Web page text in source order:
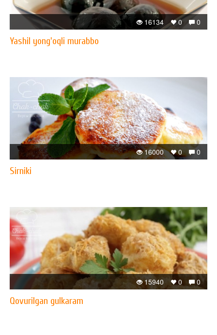
0
0
16134
Yashil yong'oqli murabbo
0
0
16000
Sirniki
0
0
15940
Qovurilgan gulkaram